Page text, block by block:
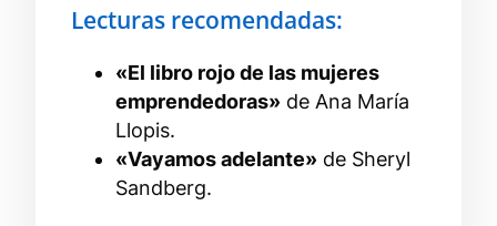
Lecturas recomendadas:
«El libro rojo de las mujeres
emprendedoras» de Ana María
Llopis.
«Vayamos adelante» de Sheryl
Sandberg.